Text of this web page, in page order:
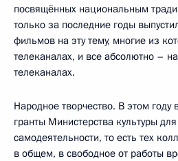
посвящённых национальным
только за последние годы
фильмов на эту тему, многие из
телеканалах, и все абсолютно –
телеканалах.
Народное творчество. В этом
гранты Министерства культуры
самодеятельности, то есть тех
в общем, в свободное от работы